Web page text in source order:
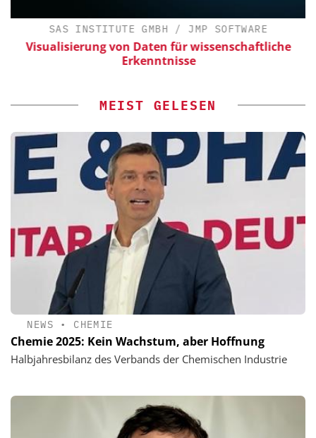
SAS INSTITUTE GMBH / JMP SOFTWARE
Visualisierung von Daten für wissenschaftliche
Erkenntnisse
MEIST GELESEN
NEWS • CHEMIE
Chemie 2025: Kein Wachstum, aber Hoffnung
Halbjahresbilanz des Verbands der Chemischen Industrie